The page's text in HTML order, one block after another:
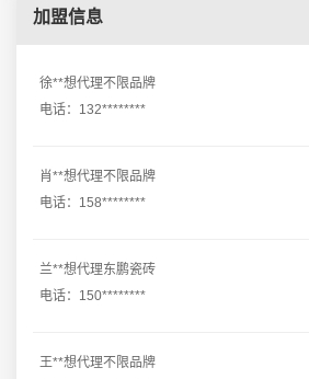
加盟信息
徐**想代理不限品牌
电话：132********
肖**想代理不限品牌
电话：158********
兰**想代理东鹏瓷砖
电话：150********
王**想代理不限品牌